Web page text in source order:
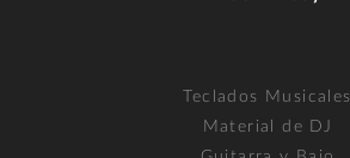
Teclados Musicales
Material de DJ